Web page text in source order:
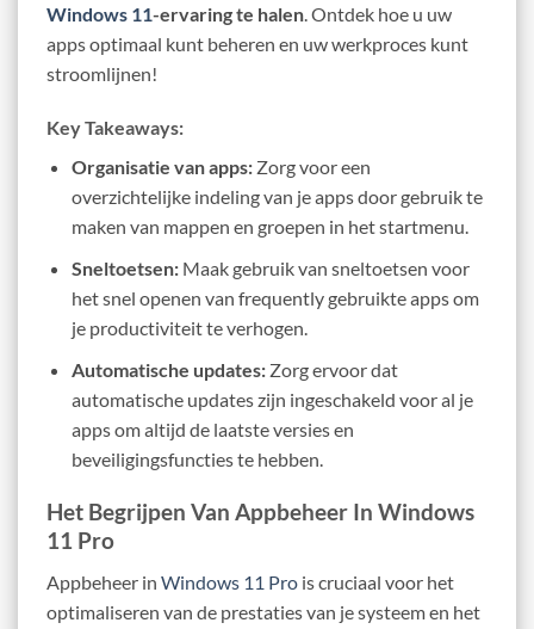
Windows 11-ervaring te halen . Ontdek hoe u uw
apps optimaal kunt beheren en uw werkproces kunt
stroomlijnen!
Key Takeaways:
Organisatie van apps:Zorg voor een
overzichtelijke indeling van je apps door gebruik te
maken van mappen en groepen in het startmenu.
Sneltoetsen:Maak gebruik van sneltoetsen voor
het snel openen van frequently gebruikte apps om
je productiviteit te verhogen.
Automatische updates:Zorg ervoor dat
automatische updates zijn ingeschakeld voor al je
apps om altijd de laatste versies en
beveiligingsfuncties te hebben.
Het Begrijpen Van Appbeheer In Windows
11 Pro
Appbeheer in Windows 11 Pro is cruciaal voor het
optimaliseren van de prestaties van je systeem en het